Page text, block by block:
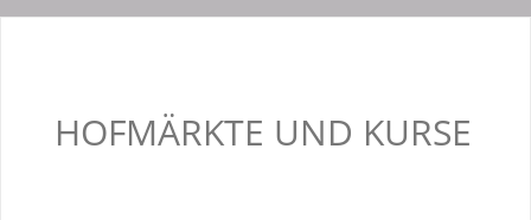
HOFMÄRKTE UND KURSE